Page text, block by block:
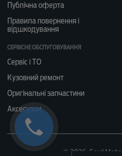
Публічна оферта
Правила повернення і
відшкодування
СЕРВІСНЕ ОБСЛУГОВУВАННЯ
Сервіс і ТО
Кузовний ремонт
Оригінальні запчастини
Аксесуари
© 2026, Ford